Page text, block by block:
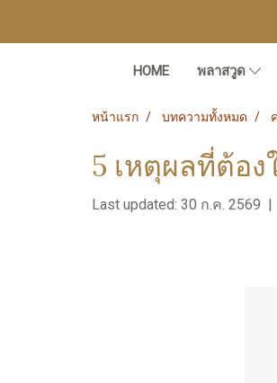
HOME พลาสวูด
หน้าแรก บทความทั้งหมด
5 เหตุผลที่ต้อ
Last updated: 30 ก.ค. 2569 |